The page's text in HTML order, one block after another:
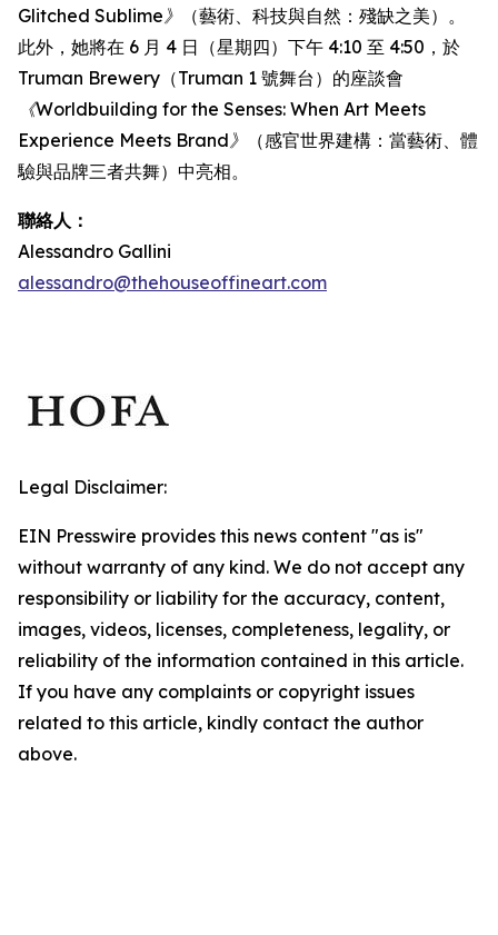
Glitched Sublime》
（藝術、科技與自然：殘缺之美）。
此外，她將在 6 月 4 日（星期四）下午 4:10 至 4:50，於
Truman Brewery（Truman 1 號舞台）的座談會
《Worldbuilding for the Senses: When Art Meets
Experience Meets Brand》
（感官世界建構：當藝術、體
驗與品牌三者共舞）中亮相。
聯絡人：
Alessandro Gallini
alessandro@thehouseoffineart.com
Legal Disclaimer:
EIN Presswire provides this news content "as is"
without warranty of any kind. We do not accept any
responsibility or liability for the accuracy, content,
images, videos, licenses, completeness, legality, or
reliability of the information contained in this article.
If you have any complaints or copyright issues
related to this article, kindly contact the author
above.